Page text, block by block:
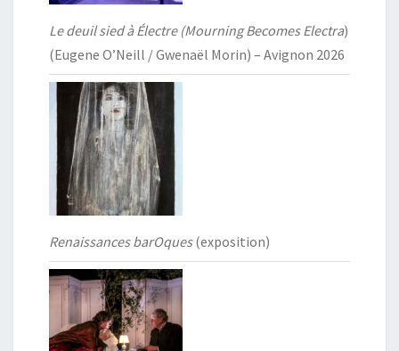
Le deuil sied à Électre (Mourning Becomes Electra)
(Eugene O’Neill / Gwenaël Morin) – Avignon 2026
Renaissances barOques(exposition)